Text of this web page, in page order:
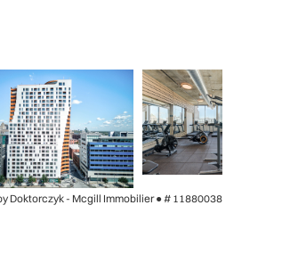
Doktorczyk - Mcgill Immobilier ●# 11880038